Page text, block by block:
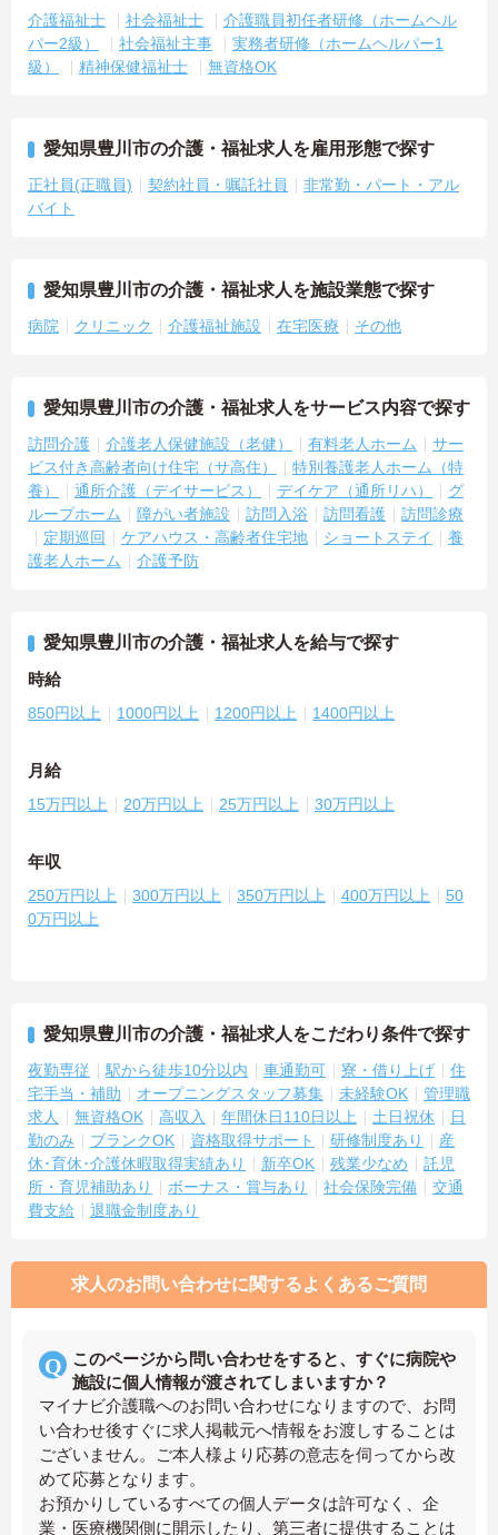
介護福祉士 社会福祉士
介護職員初任者研修（ホームヘル
パー2級）
社会福祉主事
実務者研修（ホームヘルパー1
級）
精神保健福祉士 無資格OK
愛知県豊川市の介護・福祉求人を雇用形態で探す
正社員(正職員) 契約社員・嘱託社員
非常勤・パート・アル
バイト
愛知県豊川市の介護・福祉求人を施設業態で探す
病院 クリニック 介護福祉施設 在宅医療 その他
愛知県豊川市の介護・福祉求人をサービス内容で探す
訪問介護 介護老人保健施設（老健） 有料老人ホーム
サー
ビス付き高齢者向け住宅（サ高住）
特別養護老人ホーム（特
養）
通所介護（デイサービス） デイケア（通所リハ）
グ
ループホーム
障がい者施設 訪問入浴 訪問看護
訪問診療
定期巡回
ケアハウス・高齢者住宅地 ショートステイ
養
護老人ホーム
介護予防
愛知県豊川市の介護・福祉求人を給与で探す
時給
850円以上 1000円以上 1200円以上 1400円以上
月給
15万円以上 20万円以上 25万円以上 30万円以上
年収
250万円以上 300万円以上 350万円以上 400万円以上
50
0万円以上
愛知県豊川市の介護・福祉求人をこだわり条件で探す
夜勤専従 駅から徒歩10分以内 車通勤可 寮・借り上げ
住
宅手当・補助
オープニングスタッフ募集 未経験OK
管理職
求人
無資格OK 高収入 年間休日110日以上 土日祝休
日
勤のみ
ブランクOK 資格取得サポート 研修制度あり
産
休･育休･介護休暇取得実績あり
新卒OK 残業少なめ
託児
所・育児補助あり
ボーナス・賞与あり 社会保険完備
交通
費支給
退職金制度あり
求人のお問い合わせに関するよくあるご質問
このページから問い合わせをすると、すぐに病院や
施設に個人情報が渡されてしまいますか？
マイナビ介護職へのお問い合わせになりますので、お問
い合わせ後すぐに求人掲載元へ情報をお渡しすることは
ございません。ご本人様より応募の意志を伺ってから改
めて応募となります。
お預かりしているすべての個人データは許可なく、企
業・医療機関側に開示したり、第三者に提供することは